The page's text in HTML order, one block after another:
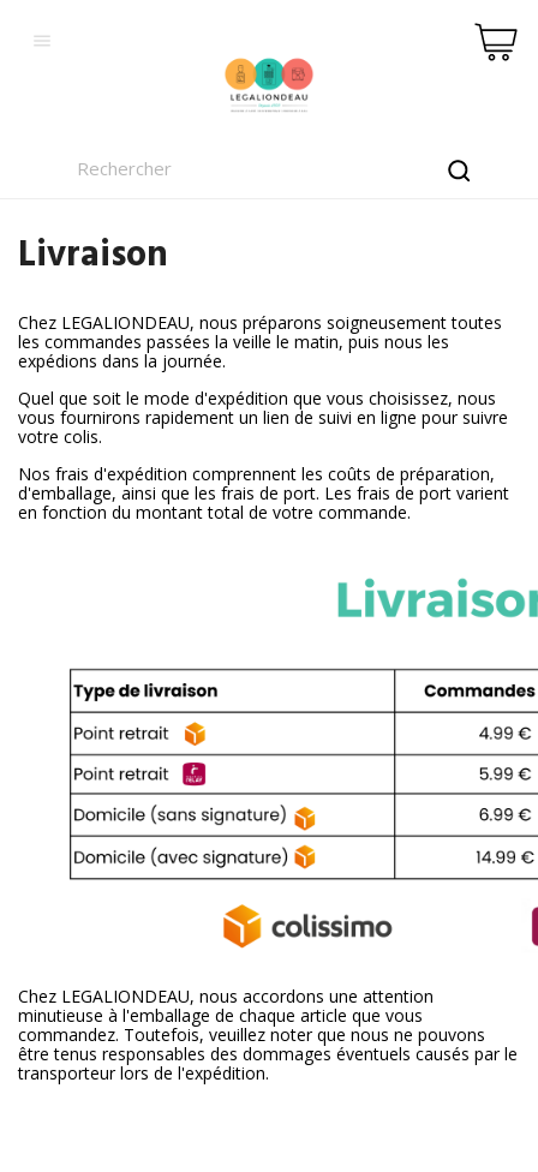

Livraison
Chez LEGALIONDEAU, nous préparons soigneusement toutes
les commandes passées la veille le matin, puis nous les
expédions dans la journée.
Quel que soit le mode d'expédition que vous choisissez, nous
vous fournirons rapidement un lien de suivi en ligne pour suivre
votre colis.
Nos frais d'expédition comprennent les coûts de préparation,
d'emballage, ainsi que les frais de port. Les frais de port varient
en fonction du montant total de votre commande.
Chez LEGALIONDEAU, nous accordons une attention
minutieuse à l'emballage de chaque article que vous
commandez. Toutefois, veuillez noter que nous ne pouvons
être tenus responsables des dommages éventuels causés par le
transporteur lors de l'expédition.